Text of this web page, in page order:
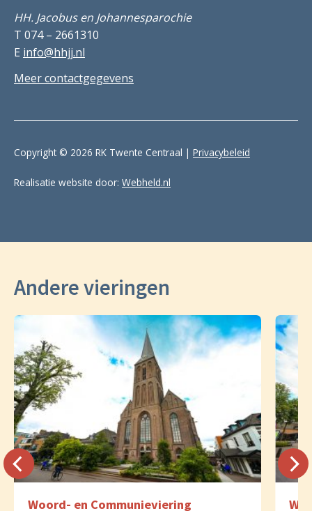
HH. Jacobus en Johannesparochie
T 074 – 2661310
E info@hhjj.nl
Meer contactgegevens
Copyright © 2026 RK Twente Centraal | Privacybeleid
Realisatie website door: Webheld.nl
Andere vieringen
Woord- en Communieviering